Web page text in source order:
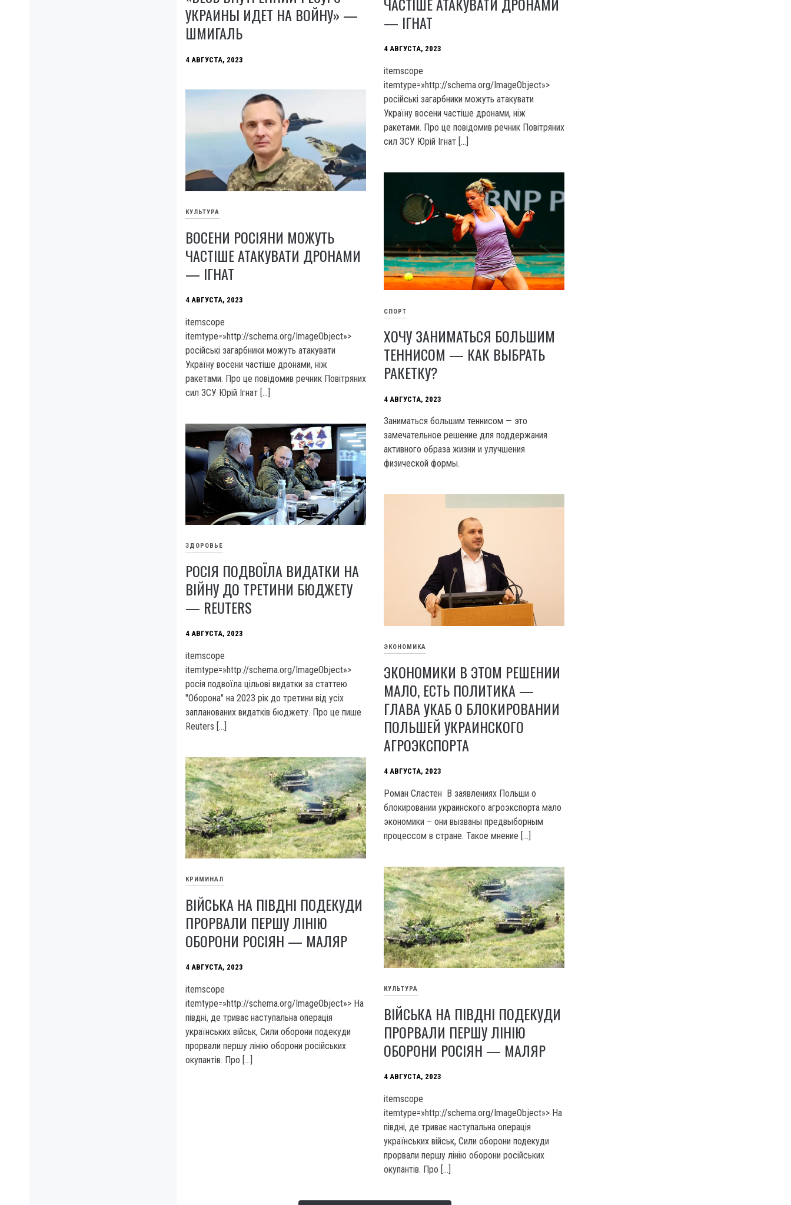
УКРАИНЫ ИДЕТ НА ВОЙНУ» —
ШМИГАЛЬ
4 АВГУСТА, 2023
— ІГНАТ
4 АВГУСТА, 2023
itemscope
itemtype=»http://schema.org/ImageObject»>
російські загарбники можуть атакувати
Україну восени частіше дронами, ніж
ракетами. Про це повідомив речник Повітряних
сил ЗСУ Юрій Ігнат […]
КУЛЬТУРА
ВОСЕНИ РОСІЯНИ МОЖУТЬ
ЧАСТІШЕ АТАКУВАТИ ДРОНАМИ
— ІГНАТ
4 АВГУСТА, 2023
itemscope
itemtype=»http://schema.org/ImageObject»>
російські загарбники можуть атакувати
Україну восени частіше дронами, ніж
ракетами. Про це повідомив речник Повітряних
сил ЗСУ Юрій Ігнат […]
СПОРТ
ХОЧУ ЗАНИМАТЬСЯ БОЛЬШИМ
ТЕННИСОМ — КАК ВЫБРАТЬ
РАКЕТКУ?
4 АВГУСТА, 2023
Заниматься большим теннисом — это
замечательное решение для поддержания
активного образа жизни и улучшения
физической формы.
ЗДОРОВЬЕ
РОСІЯ ПОДВОЇЛА ВИДАТКИ НА
ВІЙНУ ДО ТРЕТИНИ БЮДЖЕТУ
— REUTERS
4 АВГУСТА, 2023
itemscope
itemtype=»http://schema.org/ImageObject»>
росія подвоїла цільові видатки за статтею
"Оборона" на 2023 рік до третини від усіх
запланованих видатків бюджету. Про це пише
Reuters […]
ЭКОНОМИКА
ЭКОНОМИКИ В ЭТОМ РЕШЕНИИ
МАЛО, ЕСТЬ ПОЛИТИКА —
ГЛАВА УКАБ О БЛОКИРОВАНИИ
ПОЛЬШЕЙ УКРАИНСКОГО
АГРОЭКСПОРТА
4 АВГУСТА, 2023
Роман Сластен В заявлениях Польши о
блокировании украинского агроэкспорта мало
экономики – они вызваны предвыборным
процессом в стране. Такое мнение […]
КРИМИНАЛ
ВІЙСЬКА НА ПІВДНІ ПОДЕКУДИ
ПРОРВАЛИ ПЕРШУ ЛІНІЮ
ОБОРОНИ РОСІЯН — МАЛЯР
4 АВГУСТА, 2023
itemscope
itemtype=»http://schema.org/ImageObject»> На
півдні, де триває наступальна операція
українських військ, Сили оборони подекуди
прорвали першу лінію оборони російських
окупантів. Про […]
КУЛЬТУРА
ВІЙСЬКА НА ПІВДНІ ПОДЕКУДИ
ПРОРВАЛИ ПЕРШУ ЛІНІЮ
ОБОРОНИ РОСІЯН — МАЛЯР
4 АВГУСТА, 2023
itemscope
itemtype=»http://schema.org/ImageObject»> На
півдні, де триває наступальна операція
українських військ, Сили оборони подекуди
прорвали першу лінію оборони російських
окупантів. Про […]